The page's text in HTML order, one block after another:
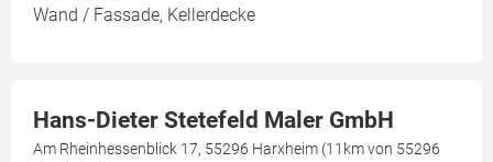
Wand / Fassade, Kellerdecke
Hans-Dieter Stetefeld Maler GmbH
Am Rheinhessenblick 17, 55296 Harxheim (11km von 55296